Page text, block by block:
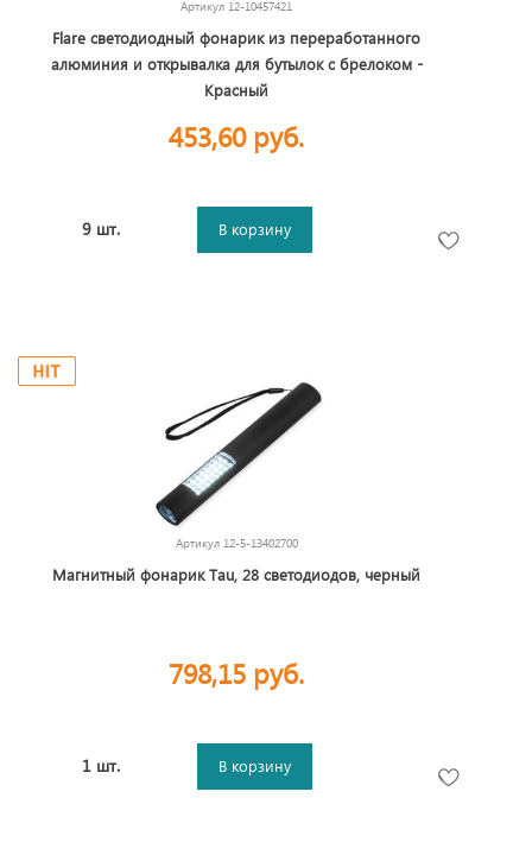
Артикул 12-10457421
Flare светодиодный фонарик из переработанного
алюминия и открывалка для бутылок с брелоком -
Красный
453,60 руб.
9 шт. В корзину
Артикул 12-5-13402700
Магнитный фонарик Tau, 28 светодиодов, черный
798,15 руб.
1 шт. В корзину